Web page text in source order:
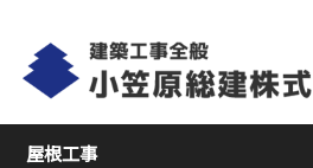
屋根工事